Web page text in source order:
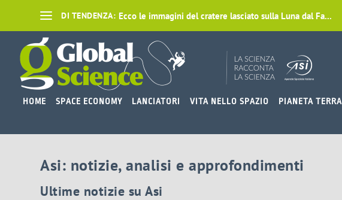
DI TENDENZA: Ecco le immagini del cratere lasciato sulla Luna dal Fa...
HOME SPACE ECONOMY LANCIATORI VITA NELLO SPAZIO PIANETA TERRA
Asi: notizie, analisi e approfondimenti
Ultime notizie su Asi